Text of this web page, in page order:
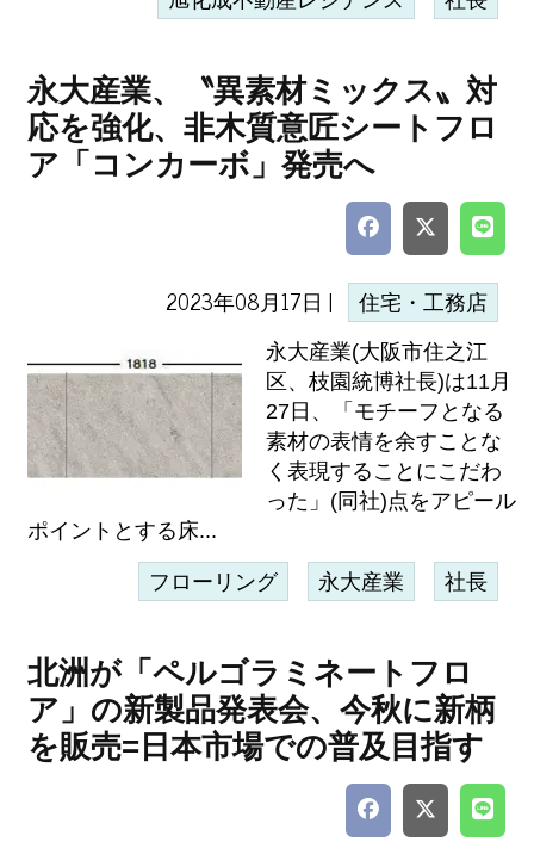
永大産業、〝異素材ミックス〟対
応を強化、非木質意匠シートフロ
ア「コンカーボ」発売へ
2023年08月17日 | 住宅・工務店
永大産業(大阪市住之江
区、枝園統博社長)は11月
27日、「モチーフとなる
素材の表情を余すことな
く表現することにこだわ
った」(同社)点をアピール
ポイントとする床...
フローリング 永大産業 社長
北洲が「ペルゴラミネートフロ
ア」の新製品発表会、今秋に新柄
を販売=日本市場での普及目指す